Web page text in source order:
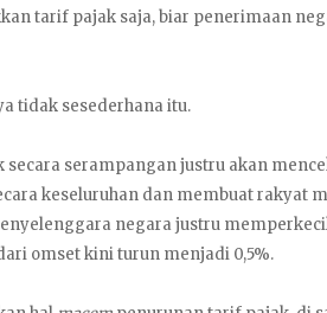
tarif pajak saja, biar penerimaan
tidak sesederhana itu.
secara serampangan justru akan
keseluruhan dan membuat rakyat
negara justru
omset kini turun menjadi 0,5%.